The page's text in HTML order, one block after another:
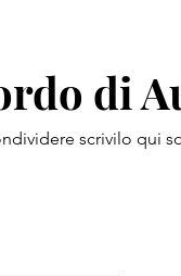
di
scrivilo qui